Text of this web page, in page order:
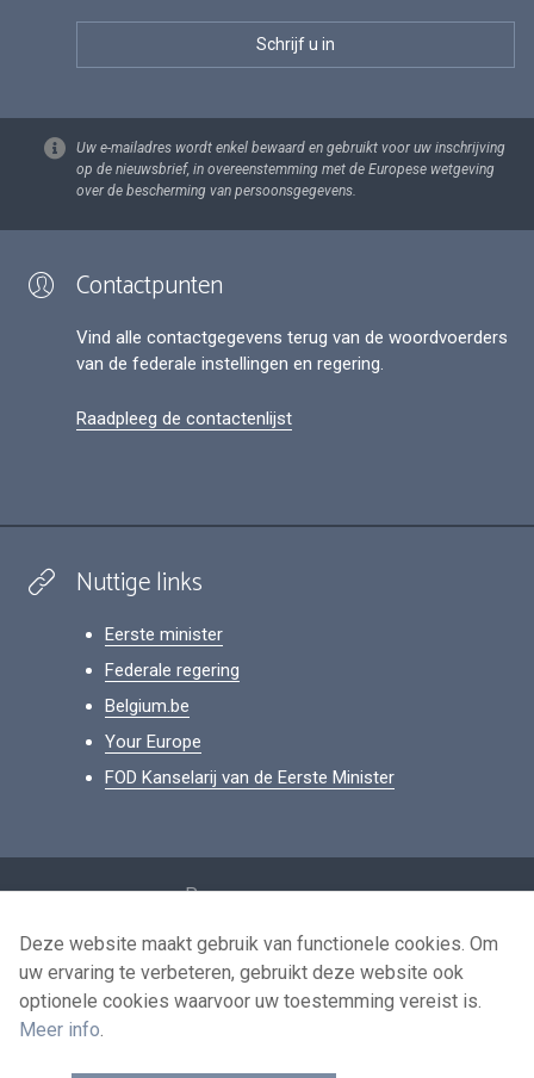
Uw e-mailadres wordt enkel bewaard en gebruikt voor uw inschrijving
op de nieuwsbrief, in overeenstemming met de Europese wetgeving
over de bescherming van persoonsgegevens.
Contactpunten
Vind alle contactgegevens terug van de woordvoerders
van de federale instellingen en regering.
Raadpleeg de contactenlijst
Nuttige links
Eerste minister
Federale regering
Belgium.be
Your Europe
FOD Kanselarij van de Eerste Minister
Persoonsgegevens
Voorwaarden voor het hergebruik
Contacteer ons
Deze website maakt gebruik van functionele cookies. Om
uw ervaring te verbeteren, gebruikt deze website ook
optionele cookies waarvoor uw toestemming vereist is.
Meer info.